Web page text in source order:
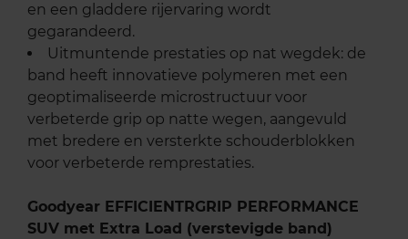
en een gladdere rijervaring wordt
gegarandeerd.
Uitmuntende prestaties op nat wegdek: de
band heeft innovatieve polymeren met een
geoptimaliseerde microstructuur voor
verbeterde grip op natte wegen, aangevuld
met bredere en versterkte schouderblokken
voor verbeterde remprestaties.
Goodyear EFFICIENTRGRIP PERFORMANCE
SUV met Extra Load (verstevigde band)